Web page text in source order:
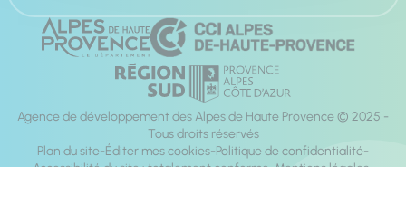
Agence de développement des Alpes de Haute Provence © 2025 -
Tous droits réservés
Plan du site Éditer mes cookies Politique de confidentialité
Accessibilité du site : totalement conforme Mentions légales